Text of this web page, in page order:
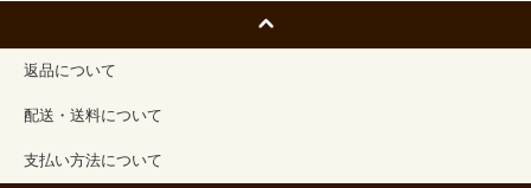
返品について
配送・送料について
支払い方法について